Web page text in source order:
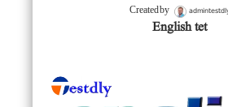
Created by
English tet